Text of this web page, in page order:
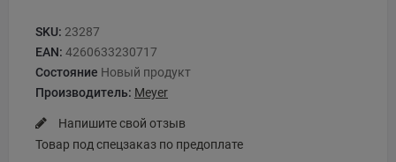
SKU: 23287
EAN: 4260633230717
Состояние Новый продукт
Производитель: Meyer
Напишите свой отзыв
Товар под спецзаказ по предоплате